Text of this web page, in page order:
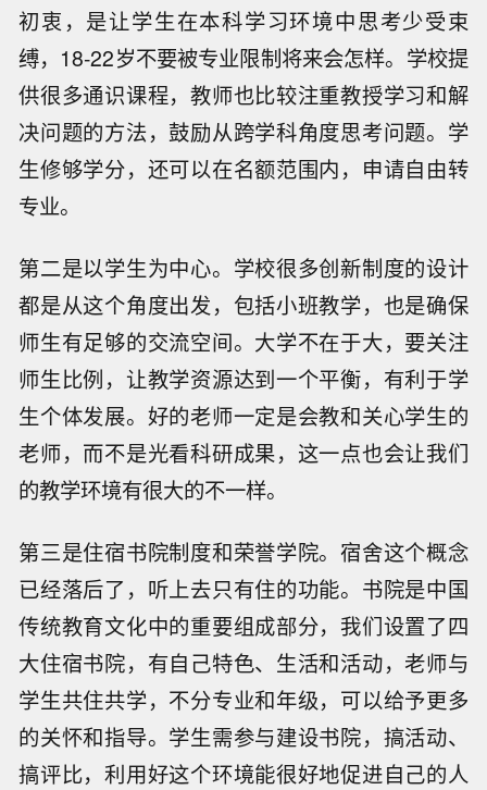
初衷，是让学生在本科学习环境中思考少受束
缚，18-22岁不要被专业限制将来会怎样。学校提
供很多通识课程，教师也比较注重教授学习和解
决问题的方法，鼓励从跨学科角度思考问题。学
生修够学分，还可以在名额范围内，申请自由转
专业。
第二是以学生为中心。学校很多创新制度的设计
都是从这个角度出发，包括小班教学，也是确保
师生有足够的交流空间。大学不在于大，要关注
师生比例，让教学资源达到一个平衡，有利于学
生个体发展。好的老师一定是会教和关心学生的
老师，而不是光看科研成果，这一点也会让我们
的教学环境有很大的不一样。
第三是住宿书院制度和荣誉学院。宿舍这个概念
已经落后了，听上去只有住的功能。书院是中国
传统教育文化中的重要组成部分，我们设置了四
大住宿书院，有自己特色、生活和活动，老师与
学生共住共学，不分专业和年级，可以给予更多
的关怀和指导。学生需参与建设书院，搞活动、
搞评比，利用好这个环境能很好地促进自己的人